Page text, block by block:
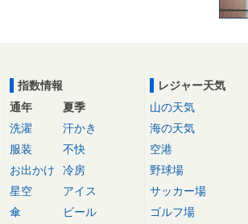
指数情報
通年
洗濯
服装
お出かけ
星空
傘
夏季
汗かき
不快
冷房
アイス
ビール
レジャー天気
山の天気
海の天気
空港
野球場
サッカー場
ゴルフ場